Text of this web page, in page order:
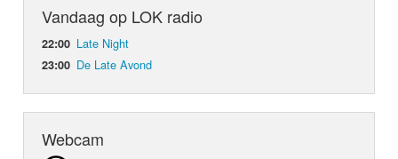
Vandaag op LOK radio
22:00 Late Night
23:00 De Late Avond
Webcam